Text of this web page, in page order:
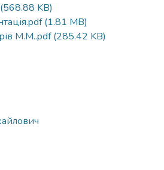
(568.88 KB)
(1.81 MB)
М.М..pdf(285.42 KB)